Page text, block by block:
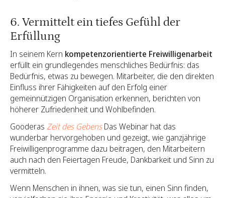
6. Vermittelt ein tiefes Gefühl der
Erfüllung
In seinem Kern kompetenzorientierte Freiwilligenarbeit
erfüllt ein grundlegendes menschliches Bedürfnis: das
Bedürfnis, etwas zu bewegen. Mitarbeiter, die den direkten
Einfluss ihrer Fähigkeiten auf den Erfolg einer
gemeinnützigen Organisation erkennen, berichten von
höherer Zufriedenheit und Wohlbefinden.
Gooderas Zeit des GebensDas Webinar hat das
wunderbar hervorgehoben und gezeigt, wie ganzjährige
Freiwilligenprogramme dazu beitragen, den Mitarbeitern
auch nach den Feiertagen Freude, Dankbarkeit und Sinn zu
vermitteln.
Wenn Menschen in ihnen, was sie tun, einen Sinn finden,